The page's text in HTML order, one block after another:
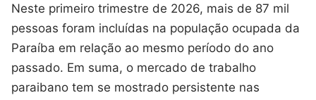
Neste primeiro trimestre de 2026, mais de 87 mil
pessoas foram incluídas na população ocupada da
Paraíba em relação ao mesmo período do ano
passado. Em suma, o mercado de trabalho
paraibano tem se mostrado persistente nas